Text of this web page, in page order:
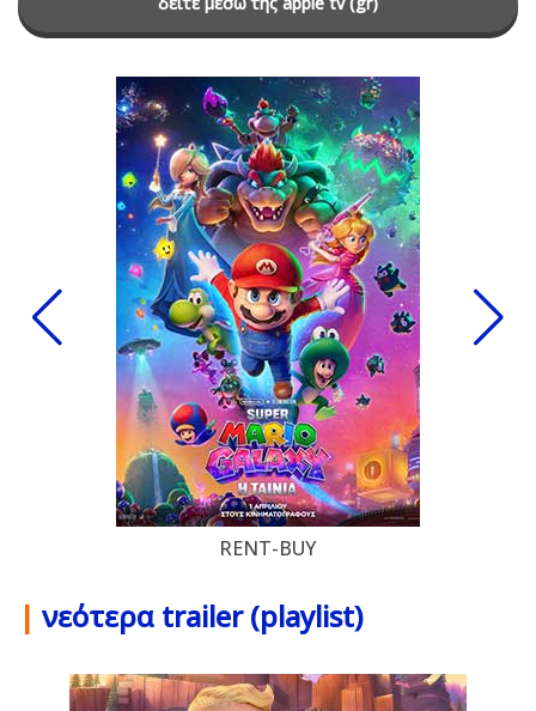
RENT-BUY
| νεότερα trailer (playlist)